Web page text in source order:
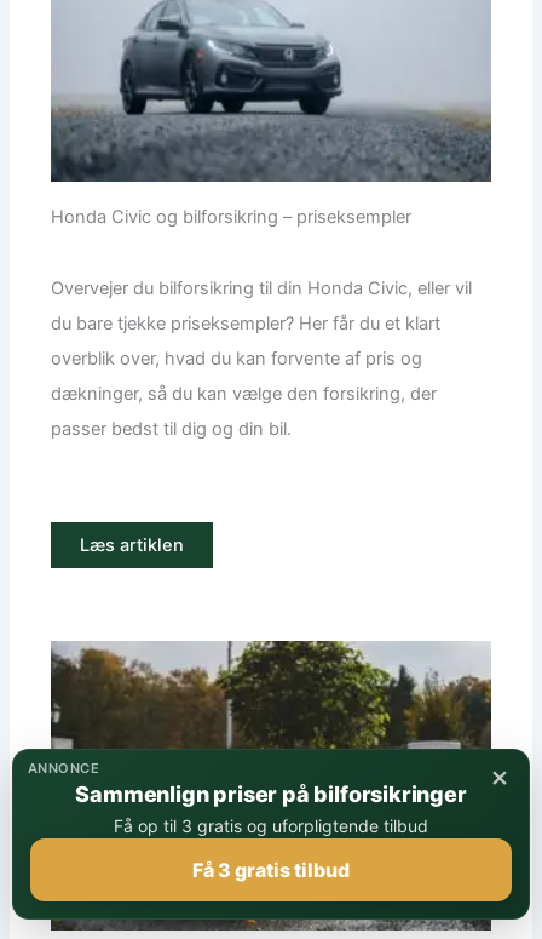
Honda Civic og bilforsikring – priseksempler
Overvejer du bilforsikring til din Honda Civic, eller vil
du bare tjekke priseksempler? Her får du et klart
overblik over, hvad du kan forvente af pris og
dækninger, så du kan vælge den forsikring, der
passer bedst til dig og din bil.
Læs artiklen
×
ANNONCE
Sammenlign priser på bilforsikringer
Få op til 3 gratis og uforpligtende tilbud
Få 3 gratis tilbud